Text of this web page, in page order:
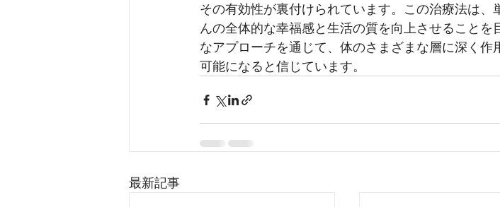
その有効性が裏付けられています。この治療法は、
んの全体的な幸福感と生活の質を向上させること
なアプローチを通じて、体のさまざまな層に深く
可能になると信じています。
最新記事